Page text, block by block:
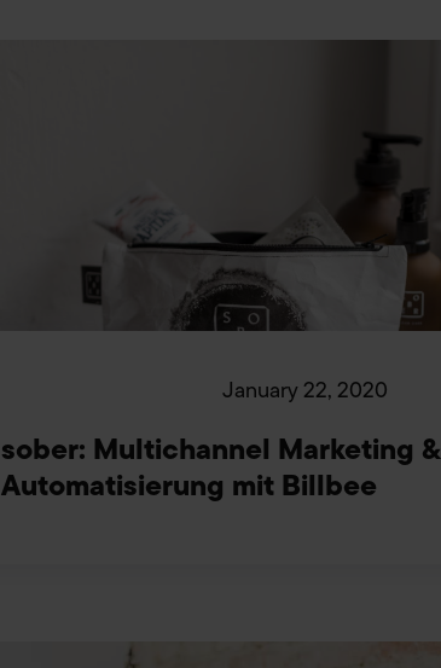
January 22, 2020
sober: Multichannel Marketing &
Automatisierung mit Billbee